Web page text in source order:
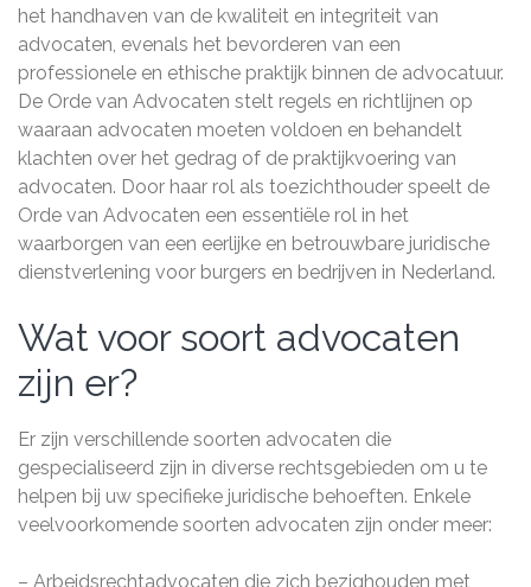
het handhaven van de kwaliteit en integriteit van
advocaten, evenals het bevorderen van een
professionele en ethische praktijk binnen de advocatuur.
De Orde van Advocaten stelt regels en richtlijnen op
waaraan advocaten moeten voldoen en behandelt
klachten over het gedrag of de praktijkvoering van
advocaten. Door haar rol als toezichthouder speelt de
Orde van Advocaten een essentiële rol in het
waarborgen van een eerlijke en betrouwbare juridische
dienstverlening voor burgers en bedrijven in Nederland.
Wat voor soort advocaten
zijn er?
Er zijn verschillende soorten advocaten die
gespecialiseerd zijn in diverse rechtsgebieden om u te
helpen bij uw specifieke juridische behoeften. Enkele
veelvoorkomende soorten advocaten zijn onder meer:
– Arbeidsrechtadvocaten die zich bezighouden met